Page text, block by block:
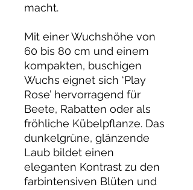
macht.
Mit einer Wuchshöhe von
60 bis 80 cm und einem
kompakten, buschigen
Wuchs eignet sich ‘Play
Rose’ hervorragend für
Beete, Rabatten oder als
fröhliche Kübelpflanze. Das
dunkelgrüne, glänzende
Laub bildet einen
eleganten Kontrast zu den
farbintensiven Blüten und